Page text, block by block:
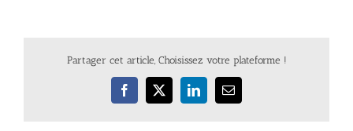
Partager cet article, Choisissez votre plateforme !
Facebook
X LinkedInEmail